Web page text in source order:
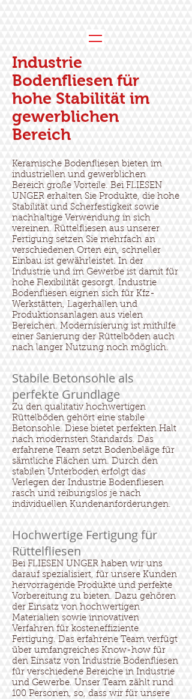
Industrie
Bodenfliesen für
hohe Stabilität im
gewerblichen
Bereich
Keramische Bodenfliesen bieten im
industriellen und gewerblichen
Bereich große Vorteile. Bei FLIESEN
UNGER erhalten Sie Produkte, die hohe
Stabilität und Scherfestigkeit sowie
nachhaltige Verwendung in sich
vereinen. Rüttelfliesen aus unserer
Fertigung setzen Sie mehrfach an
verschiedenen Orten ein, schneller
Einbau ist gewährleistet. In der
Industrie und im Gewerbe ist damit für
hohe Flexibilität gesorgt. Industrie
Bodenfliesen eignen sich für Kfz-
Werkstätten, Lagerhallen und
Produktionsanlagen aus vielen
Bereichen. Modernisierung ist mithilfe
einer Sanierung der Rüttelböden auch
nach langer Nutzung noch möglich.
Stabile Betonsohle als
perfekte Grundlage
Zu den qualitativ hochwertigen
Rüttelböden gehört eine stabile
Betonsohle. Diese bietet perfekten Halt
nach modernsten Standards. Das
erfahrene Team setzt Bodenbeläge für
sämtliche Flächen um. Durch den
stabilen Unterboden erfolgt das
Verlegen der Industrie Bodenfliesen
rasch und reibungslos je nach
individuellen Kundenanforderungen.
Hochwertige Fertigung für
Rüttelfliesen
Bei FLIESEN UNGER haben wir uns
darauf spezialisiert, für unsere Kunden
hervorragende Produkte und perfekte
Vorbereitung zu bieten. Dazu gehören
der Einsatz von hochwertigen
Materialien sowie innovativen
Verfahren für kosteneffiziente
Fertigung. Das erfahrene Team verfügt
über umfangreiches Know-how für
den Einsatz von Industrie Bodenfliesen
für verschiedene Bereiche in Industrie
und Gewerbe. Unser Team zählt rund
100 Personen, so, dass wir für unsere